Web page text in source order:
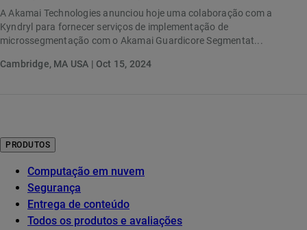
A Akamai Technologies anunciou hoje uma colaboração com a
Kyndryl para fornecer serviços de implementação de
microssegmentação com o Akamai Guardicore Segmentat...
Cambridge, MA USA | Oct 15, 2024
PRODUTOS
Computação em nuvem
Segurança
Entrega de conteúdo
Todos os produtos e avaliações